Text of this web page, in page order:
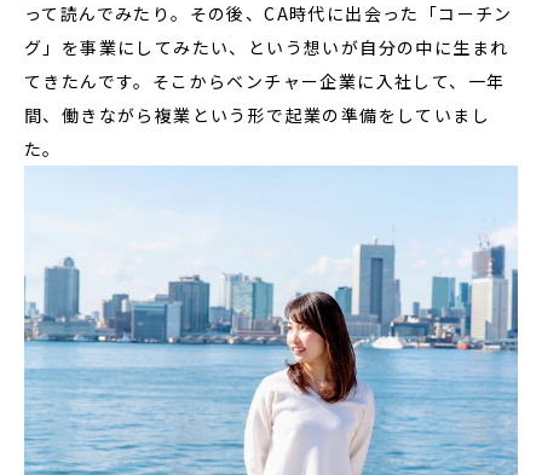
って読んでみたり。その後、CA時代に出会った「コーチン
グ」を事業にしてみたい、という想いが自分の中に生まれ
てきたんです。そこからベンチャー企業に入社して、一年
間、働きながら複業という形で起業の準備をしていまし
た。